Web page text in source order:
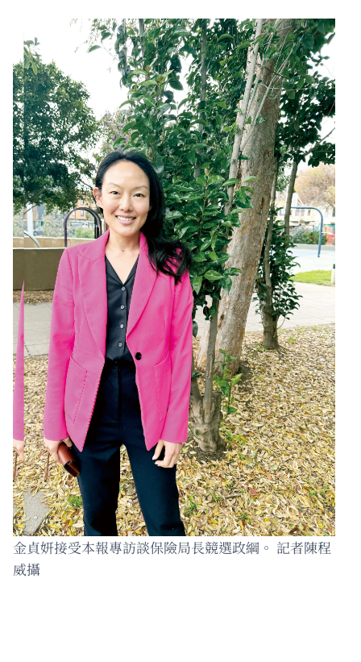
金貞妍接受本報專訪談保險局長競選政綱。 記者陳程
威攝